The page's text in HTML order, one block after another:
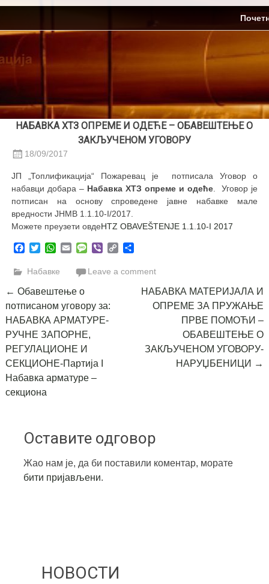
Skip
content
НАБАВКА ХТЗ ОПРЕМЕ И ОДЕЋЕ – ОБАВЕШТЕЊЕ О
ЗАКЉУЧЕНОМ УГОВОРУ
18/09/2017
ЈП „Топлификација“ Пожаревац је потписала Уговор о
набавци добара – Набавка ХТЗ опреме и одеће . Уговор је
потписан на основу спроведене јавне набавке мале
вредности ЈНМВ 1.1.10-I/2017.
Можете преузети овдеHTZ OBAVEŠTENJE 1.1.10-I 2017
Facebook
TwitterWhatsApp
EmailMessage
ViberCopy
Набавке Leave a comment
Post
navigation
← Обавештење о
потписаном уговору за:
НАБАВКА АРМАТУРЕ-
РУЧНЕ ЗАПОРНЕ,
РЕГУЛАЦИОНЕ И
СЕКЦИОНЕ-Партија I
Набавка арматуре –
секциона
НАБАВКА МАТЕРИЈАЛА И
ОПРЕМЕ ЗА ПРУЖАЊЕ
ПРВЕ ПОМОЋИ –
ОБАВЕШТЕЊЕ О
ЗАКЉУЧЕНОМ УГОВОРУ-
НАРУЏБЕНИЦИ →
Оставите одговор
Жао нам је, да би поставили коментар, морате
бити пријављени.
НОВОСТИ